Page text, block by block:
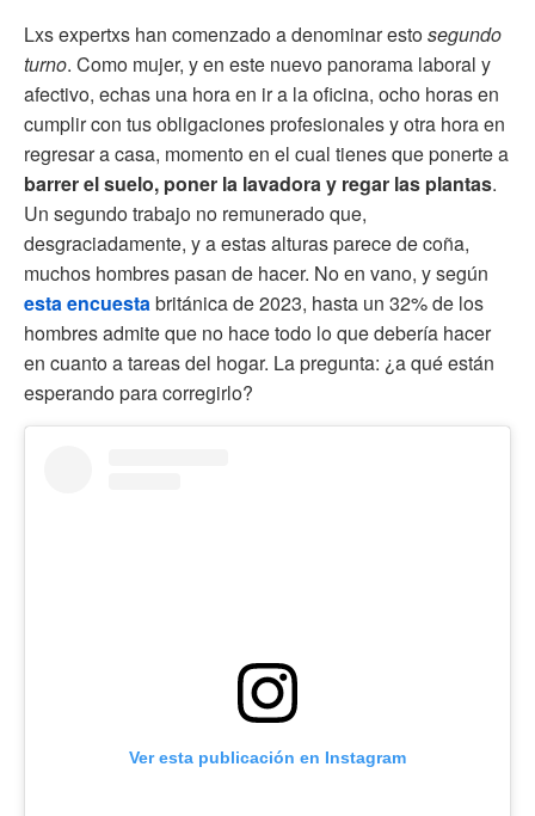
Lxs expertxs han comenzado a denominar estosegundo
turno. Como mujer, y en este nuevo panorama laboral y
afectivo, echas una hora en ir a la oficina, ocho horas en
cumplir con tus obligaciones profesionales y otra hora en
regresar a casa, momento en el cual tienes que ponerte a
barrer el suelo, poner la lavadora y regar las plantas.
Un segundo trabajo no remunerado que,
desgraciadamente, y a estas alturas parece de coña,
muchos hombres pasan de hacer. No en vano, y según
esta encuestabritánica de 2023, hasta un 32% de los
hombres admite que no hace todo lo que debería hacer
en cuanto a tareas del hogar. La pregunta: ¿a qué están
esperando para corregirlo?
Ver esta publicación en Instagram